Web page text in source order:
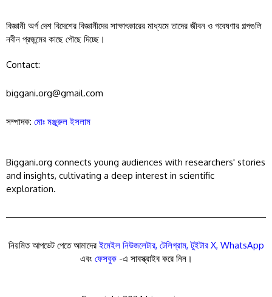
বিজ্ঞানী অর্গ দেশ বিদেশের বিজ্ঞানীদের সাক্ষাৎকারের মাধ্যমে তাদের জীবন ও গবেষণার গল্পগুলি
নবীন প্রজন্মের কাছে পৌছে দিচ্ছে।
Contact:
biggani.org@gmail.com
সম্পাদক: মোঃ মঞ্জুরুল ইসলাম
Biggani.org connects young audiences with researchers' stories
and insights, cultivating a deep interest in scientific
exploration.
নিয়মিত আপডেট পেতে আমাদেরইমেইল নিউজলেটার, টেলিগ্রাম,টুইটার X, WhatsApp
এবং ফেসবুক-এ সাবস্ক্রাইব করে নিন।